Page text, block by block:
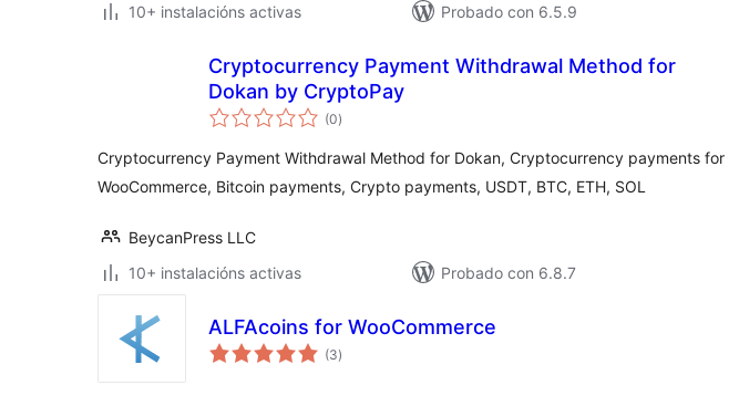
10+ instalacións activas
Probado con 6.5.9
Cryptocurrency Payment Withdrawal Method for
Dokan by CryptoPay
(0valoracións
totais
)
Cryptocurrency Payment Withdrawal Method for Dokan, Cryptocurrency payments for
WooCommerce, Bitcoin payments, Crypto payments, USDT, BTC, ETH, SOL
BeycanPress LLC
10+ instalacións activas
Probado con 6.8.7
ALFAcoins for WooCommerce
(3valoracións
totais
)